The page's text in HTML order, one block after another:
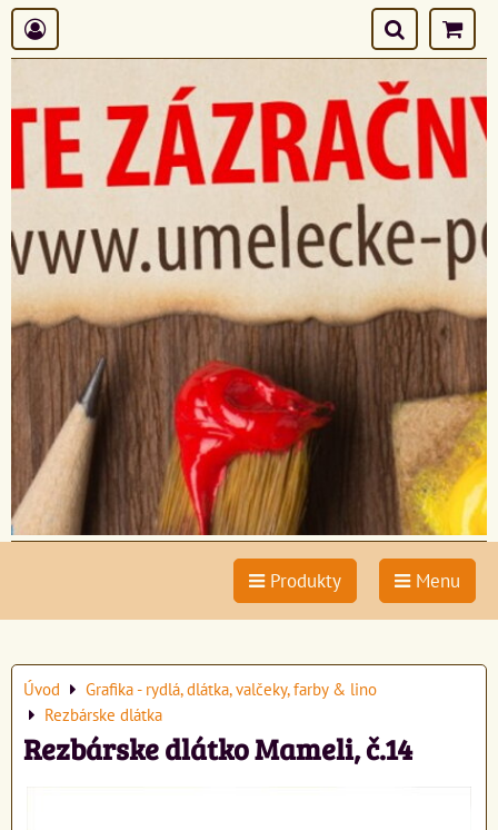
Produkty Menu
Úvod
Grafika - rydlá, dlátka, valčeky, farby & lino
Rezbárske dlátka
Rezbárske dlátko Mameli, č.14